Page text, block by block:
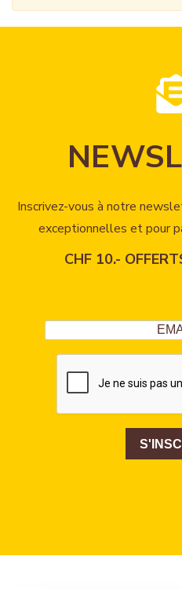
Inscrivez-vous à notre
exceptionnelles et pour
CHF 10.-